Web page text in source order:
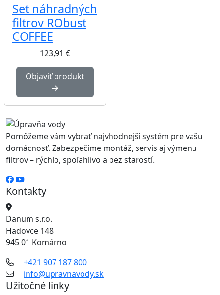
Set náhradných
filtrov RObust
COFFEE
123,91 €
Objaviť produkt
Pomôžeme vám vybrať najvhodnejší systém pre vašu
domácnosť. Zabezpečíme montáž, servis aj výmenu
filtrov – rýchlo, spoľahlivo a bez starostí.
Kontakty
Danum s.r.o.
Hadovce 148
945 01 Komárno
+421 907 187 800
info@upravnavody.sk
Užitočné linky